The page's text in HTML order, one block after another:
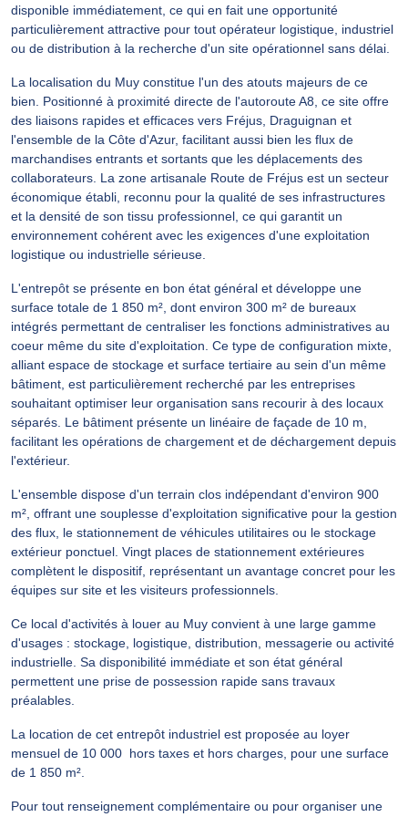
disponible immédiatement, ce qui en fait une opportunité
particulièrement attractive pour tout opérateur logistique, industriel
ou de distribution à la recherche d'un site opérationnel sans délai.
La localisation du Muy constitue l'un des atouts majeurs de ce
bien. Positionné à proximité directe de l'autoroute A8, ce site offre
des liaisons rapides et efficaces vers Fréjus, Draguignan et
l'ensemble de la Côte d'Azur, facilitant aussi bien les flux de
marchandises entrants et sortants que les déplacements des
collaborateurs. La zone artisanale Route de Fréjus est un secteur
économique établi, reconnu pour la qualité de ses infrastructures
et la densité de son tissu professionnel, ce qui garantit un
environnement cohérent avec les exigences d'une exploitation
logistique ou industrielle sérieuse.
L'entrepôt se présente en bon état général et développe une
surface totale de 1 850 m², dont environ 300 m² de bureaux
intégrés permettant de centraliser les fonctions administratives au
coeur même du site d'exploitation. Ce type de configuration mixte,
alliant espace de stockage et surface tertiaire au sein d'un même
bâtiment, est particulièrement recherché par les entreprises
souhaitant optimiser leur organisation sans recourir à des locaux
séparés. Le bâtiment présente un linéaire de façade de 10 m,
facilitant les opérations de chargement et de déchargement depuis
l'extérieur.
L'ensemble dispose d'un terrain clos indépendant d'environ 900
m², offrant une souplesse d'exploitation significative pour la gestion
des flux, le stationnement de véhicules utilitaires ou le stockage
extérieur ponctuel. Vingt places de stationnement extérieures
complètent le dispositif, représentant un avantage concret pour les
équipes sur site et les visiteurs professionnels.
Ce local d'activités à louer au Muy convient à une large gamme
d'usages : stockage, logistique, distribution, messagerie ou activité
industrielle. Sa disponibilité immédiate et son état général
permettent une prise de possession rapide sans travaux
préalables.
La location de cet entrepôt industriel est proposée au loyer
mensuel de 10 000  hors taxes et hors charges, pour une surface
de 1 850 m².
Pour tout renseignement complémentaire ou pour organiser une